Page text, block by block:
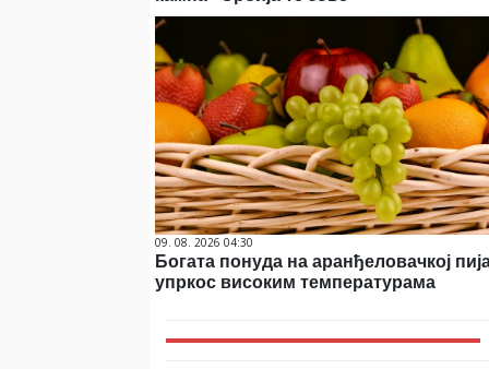
09. 08. 2026 04:30
Богата понуда на аранђеловачкој
упркос високим температурама